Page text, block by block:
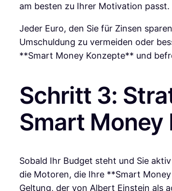
am besten zu Ihrer Motivation passt.
Jeder Euro, den Sie für Zinsen
Umschuldung zu vermeiden oder
**Smart Money Konzepte** und
Schritt 3:
Smart Money
Sobald Ihr Budget steht und Sie
die Motoren, die Ihre **Smart
Geltung, der von Albert Einstein als